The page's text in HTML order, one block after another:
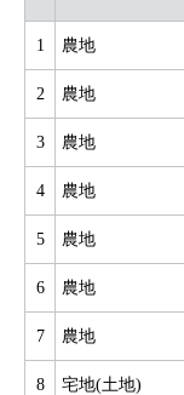
1 農地
2 農地
3 農地
4 農地
5 農地
6 農地
7 農地
8 宅地(土地)